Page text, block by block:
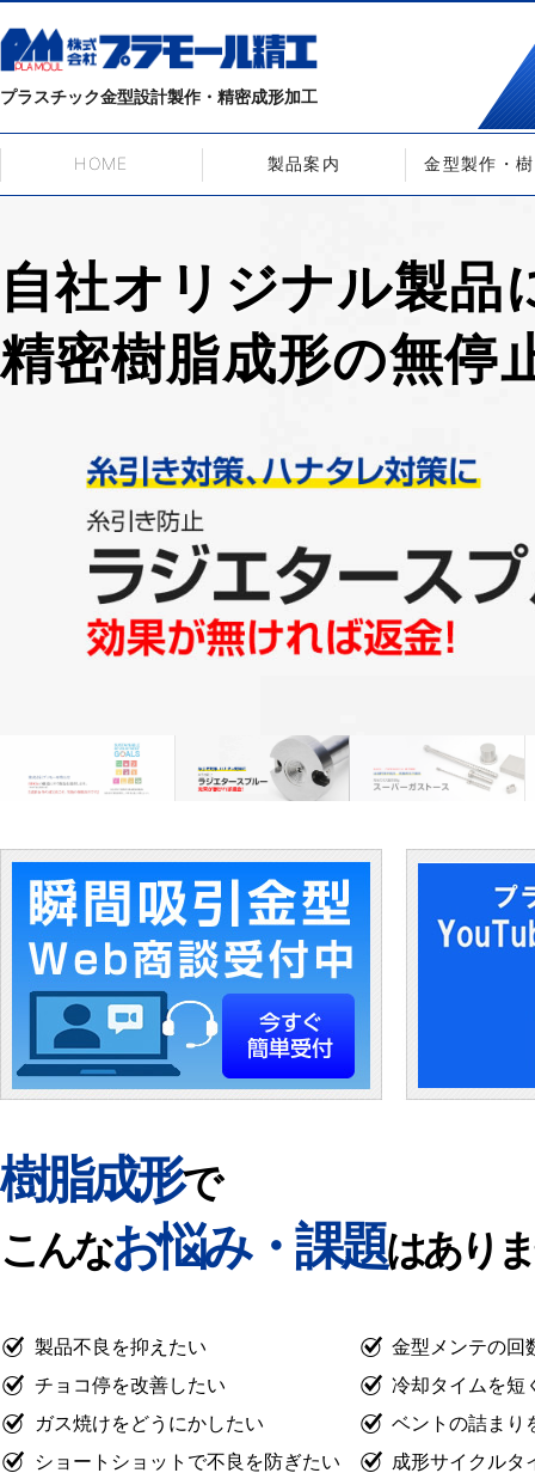
プラスチック金型設計製作・精密成形加工
HOME 製品案内 金型製作・
自社オリジナル製品
精密樹脂成形の無停
樹脂成形で
こんなお悩み・課題はあり
製品不良を抑えたい
金型メンテの回
チョコ停を改善したい
冷却タイムを短
ガス焼けをどうにかしたい
ベントの詰まり
ショートショットで不良を防ぎたい
成形サイクルタ